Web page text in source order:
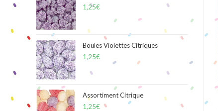
1,25€
Boules Violettes Citriques
1,25€
Assortiment Citrique
1,25€